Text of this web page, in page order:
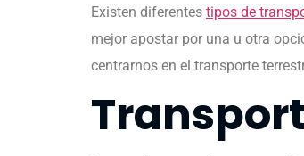
Existen diferentes tipos de
mejor apostar por una u otra
centrarnos en el transporte